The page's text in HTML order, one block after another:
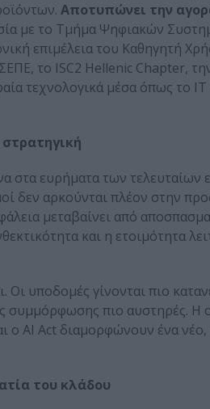
Αποτυπώνει την
με το Τμήμα Ψηφιακών
επιμέλεια του Καθηγητή
το ISC2 Hellenic Chapter,
τεχνολογικά μέσα όπως το
στα ευρήματα των τελευταίων
δεν αρκούνται πλέον στην
μεταβαίνει από
και η ετοιμότητα
υποδομές γίνονται πιο
συμμόρφωσης πιο αυστηρές. Η
ο AI Act διαμορφώνουν ένα νέο,
του κλάδου